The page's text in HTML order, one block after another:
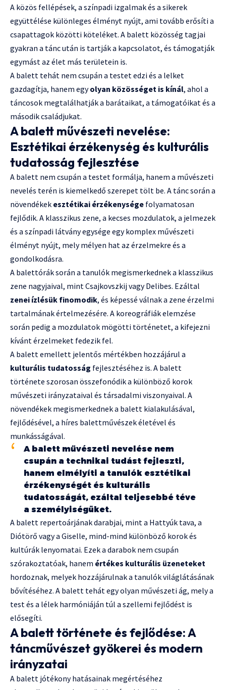
A közös fellépések, a színpadi izgalmak és a sikerek
együttélése különleges élményt nyújt, ami tovább erősíti a
csapattagok közötti köteléket. A balett közösség tagjai
gyakran a tánc után is tartják a kapcsolatot, és támogatják
egymást az élet más területein is.
A balett tehát nem csupán a testet edzi és a lelket
gazdagítja, hanem egyolyan közösséget is kínál, ahol a
táncosok megtalálhatják a barátaikat, a támogatóikat és a
második családjukat.
A balett művészeti nevelése:
Esztétikai érzékenység és kulturális
tudatosság fejlesztése
A balett nem csupán a testet formálja, hanem a művészeti
nevelés terén is kiemelkedő szerepet tölt be. A tánc során a
növendékek esztétikai érzékenysége folyamatosan
fejlődik. A klasszikus zene, a kecses mozdulatok, a jelmezek
és a színpadi látvány egysége egy komplex művészeti
élményt nyújt, mely mélyen hat az érzelmekre és a
gondolkodásra.
A balettórák során a tanulók megismerkednek a klasszikus
zene nagyjaival, mint Csajkovszkij vagy Delibes. Ezáltal
zenei ízlésük finomodik, és képessé válnak a zene érzelmi
tartalmának értelmezésére. A koreográfiák elemzése
során pedig a mozdulatok mögötti történetet, a kifejezni
kívánt érzelmeket fedezik fel.
A balett emellett jelentős mértékben hozzájárul a
kulturális tudatosság fejlesztéséhez is. A balett
története szorosan összefonódik a különböző korok
művészeti irányzataival és társadalmi viszonyaival. A
növendékek megismerkednek a balett kialakulásával,
fejlődésével, a híres balettművészek életével és
munkásságával.
A balett művészeti nevelése nem
csupán a technikai tudást fejleszti,
hanem elmélyíti a tanulók esztétikai
érzékenységét és kulturális
tudatosságát, ezáltal teljesebbé téve
a személyiségüket.
A balett repertoárjának darabjai, mint a Hattyúk tava, a
Diótörő vagy a Giselle, mind-mind különböző korok és
kultúrák lenyomatai. Ezek a darabok nem csupán
szórakoztatóak, hanem értékes kulturális üzeneteket
hordoznak, melyek hozzájárulnak a tanulók világlátásának
bővítéséhez. A balett tehát egy olyan művészeti ág, mely a
test és a lélek harmóniáján túl a szellemi fejlődést is
elősegíti.
A balett története és fejlődése: A
táncművészet gyökerei és modern
irányzatai
A balett jótékony hatásainak megértéséhez